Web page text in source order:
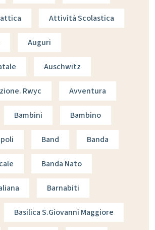
Attività Scolastica
Auguri
Auschwitz
Rwyc Avventura
Bambini Bambino
Band Banda
Banda Nato
Barnabiti
Basilica S.giovanni Maggiore